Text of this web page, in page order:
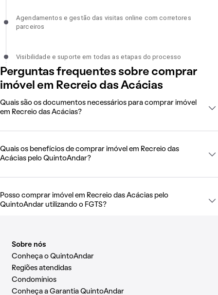
Agendamentos e gestão das visitas online com corretores
parceiros, incompleto
Agendamentos e gestão das visitas online com corretores
parceiros
Visibilidade e suporte em todas as etapas do processo, incompleto
Visibilidade e suporte em todas as etapas do processo
Perguntas frequentes sobre comprar
imóvel em Recreio das Acácias
Quais são os documentos necessários para comprar imóvel
em Recreio das Acácias?
Quais os benefícios de comprar imóvel em Recreio das
Acácias pelo QuintoAndar?
Posso comprar imóvel em Recreio das Acácias pelo
QuintoAndar utilizando o FGTS?
Sobre nós
Conheça o QuintoAndar
Regiões atendidas
Condomínios
Conheça a Garantia QuintoAndar